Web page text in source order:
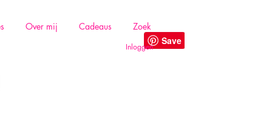
Over mij Cadeaus Zoek
Inloggen